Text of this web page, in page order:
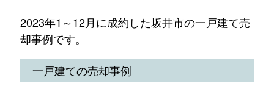
2023年1～12月に成約した坂井市の一戸建て売
却事例です。
一戸建ての売却事例